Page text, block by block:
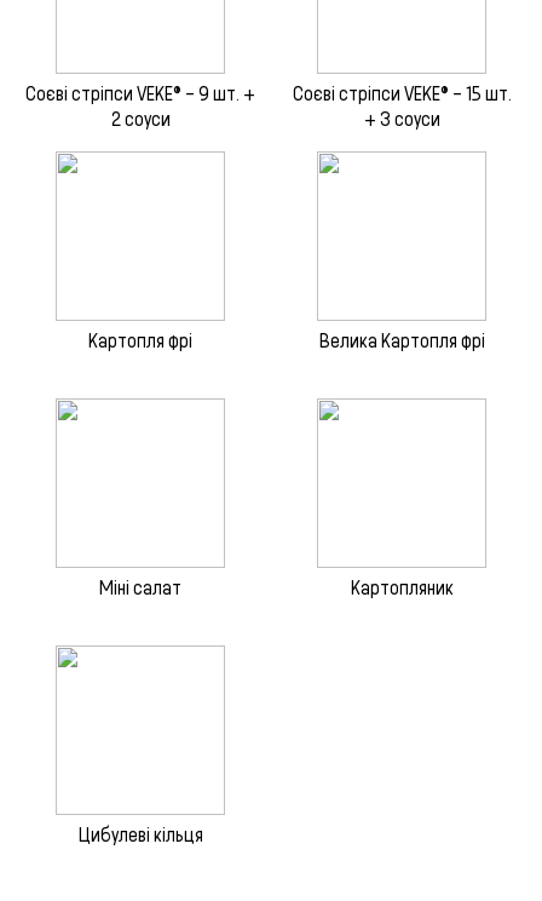
Соєві стріпси VEKE® – 9 шт. +
2 соуси
Соєві стріпси VEKE® – 15 шт.
+ 3 соуси
Картопля фрі Велика Картопля фрi
Міні салат Картопляник
Цибулеві кільця